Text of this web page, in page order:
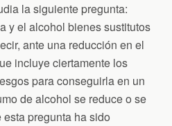
la siguiente pregunta:
y el alcohol bienes sustitutos
ante una reducción en el
incluye ciertamente los
para conseguirla en un
de alcohol se reduce o se
pregunta ha sido